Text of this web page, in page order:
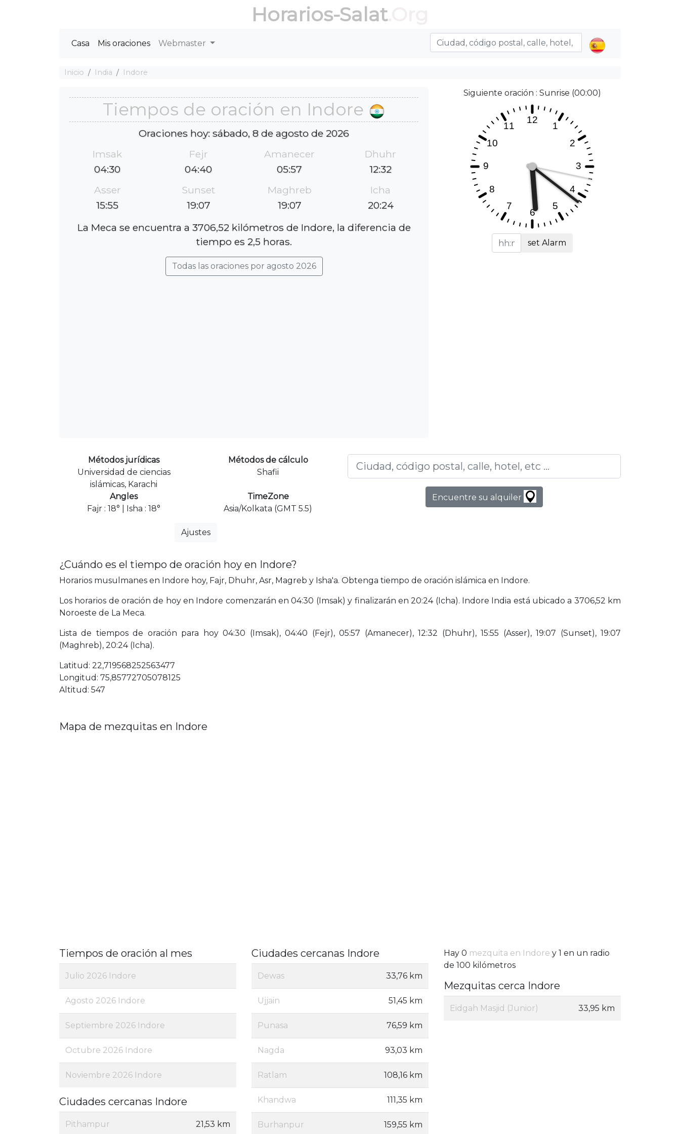
Horarios-Salat.Org
Casa Mis oraciones Webmaster
Inicio India Indore
Tiempos de oración en Indore
Oraciones hoy: sábado, 8 de agosto de 2026
Imsak
04:30
Fejr
04:40
Amanecer
05:57
Dhuhr
12:32
Asser
15:55
Sunset
19:07
Maghreb
19:07
Icha
20:24
La Meca se encuentra a 3706,52 kilómetros de Indore, la diferencia de
tiempo es 2,5 horas.
Todas las oraciones por agosto 2026
Siguiente oración : Sunrise (00:00)
set Alarm
Métodos jurídicas
Universidad de ciencias
islámicas, Karachi
Métodos de cálculo
Shafii
Angles
Fajr : 18° | Isha : 18°
TimeZone
Asia/Kolkata (GMT 5.5)
Ajustes
Encuentre su alquiler
¿Cuándo es el tiempo de oración hoy en Indore?
Horarios musulmanes en Indore hoy, Fajr, Dhuhr, Asr, Magreb y Isha'a. Obtenga tiempo de oración islámica en Indore.
Los horarios de oración de hoy en Indore comenzarán en 04:30 (Imsak) y finalizarán en 20:24 (Icha). Indore India está ubicado a 3706,52 km
Noroeste de La Meca.
Lista de tiempos de oración para hoy 04:30 (Imsak), 04:40 (Fejr), 05:57 (Amanecer), 12:32 (Dhuhr), 15:55 (Asser), 19:07 (Sunset), 19:07
(Maghreb), 20:24 (Icha).
Latitud: 22,719568252563477
Longitud: 75,85772705078125
Altitud: 547
Mapa de mezquitas en Indore
Tiempos de oración al mes
Julio 2026 Indore
Agosto 2026 Indore
Septiembre 2026 Indore
Octubre 2026 Indore
Noviembre 2026 Indore
Ciudades cercanas Indore
Pithampur 21,53 km
Ciudades cercanas Indore
Dewas 33,76 km
Ujjain 51,45 km
Punasa 76,59 km
Nagda 93,03 km
Ratlam 108,16 km
Khandwa 111,35 km
Burhanpur 159,55 km
Hay 0 mezquita en Indore y 1 en un radio
de 100 kilómetros
Mezquitas cerca Indore
Eidgah Masjid (Junior) 33,95 km